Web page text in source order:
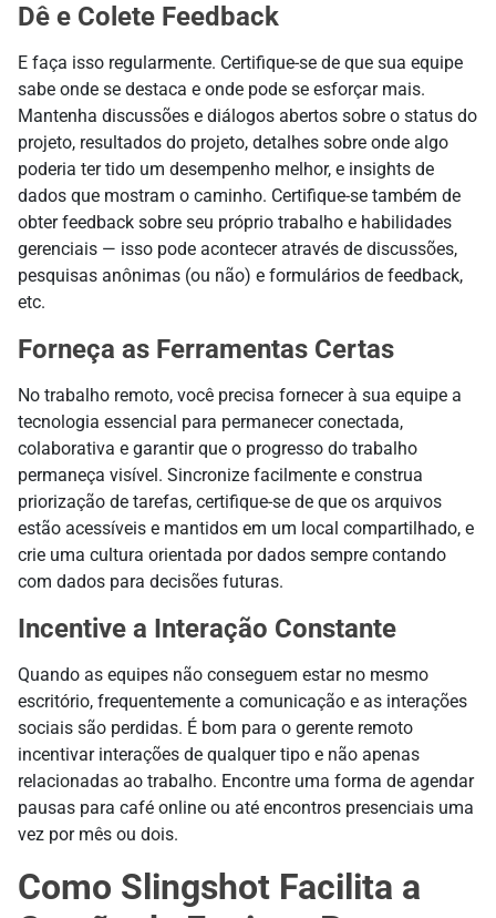
Dê e Colete Feedback
E faça isso regularmente. Certifique-se de que sua equipe
sabe onde se destaca e onde pode se esforçar mais.
Mantenha discussões e diálogos abertos sobre o status do
projeto, resultados do projeto, detalhes sobre onde algo
poderia ter tido um desempenho melhor, e insights de
dados que mostram o caminho. Certifique-se também de
obter feedback sobre seu próprio trabalho e habilidades
gerenciais — isso pode acontecer através de discussões,
pesquisas anônimas (ou não) e formulários de feedback,
etc.
Forneça as Ferramentas Certas
No trabalho remoto, você precisa fornecer à sua equipe a
tecnologia essencial para permanecer conectada,
colaborativa e garantir que o progresso do trabalho
permaneça visível. Sincronize facilmente e construa
priorização de tarefas, certifique-se de que os arquivos
estão acessíveis e mantidos em um local compartilhado, e
crie uma cultura orientada por dados sempre contando
com dados para decisões futuras.
Incentive a Interação Constante
Quando as equipes não conseguem estar no mesmo
escritório, frequentemente a comunicação e as interações
sociais são perdidas. É bom para o gerente remoto
incentivar interações de qualquer tipo e não apenas
relacionadas ao trabalho. Encontre uma forma de agendar
pausas para café online ou até encontros presenciais uma
vez por mês ou dois.
Como Slingshot Facilita a